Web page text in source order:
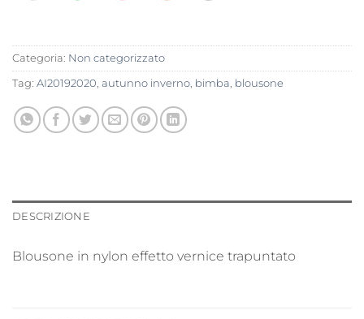
Categoria: Non categorizzato
Tag: AI20192020, autunno inverno, bimba, blousone
DESCRIZIONE
Blousone in nylon effetto vernice trapuntato